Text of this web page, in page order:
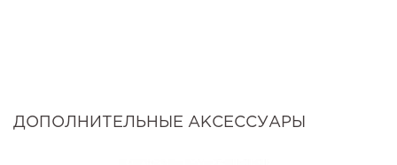
ДОПОЛНИТЕЛЬНЫЕ АКСЕССУАРЫ